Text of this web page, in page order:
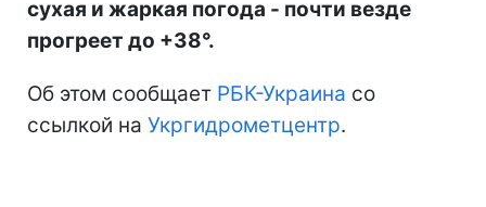
сухая и жаркая погода - почти везде
прогреет до +38°.
Об этом сообщает РБК-Украина со
ссылкой на Укргидрометцентр.